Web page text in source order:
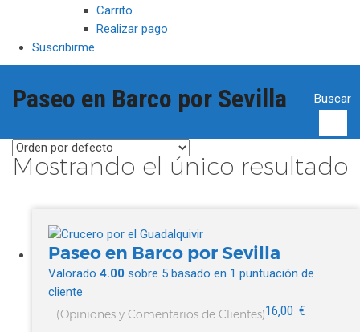
Carrito
Realizar pago
Suscribirme
Buscar
Paseo en Barco por Sevilla
Mostrando el único resultado
Paseo en Barco por Sevilla
Valorado 4.00 sobre 5 basado en 1 puntuación de
cliente
(Opiniones y Comentarios de Clientes)16,00 €